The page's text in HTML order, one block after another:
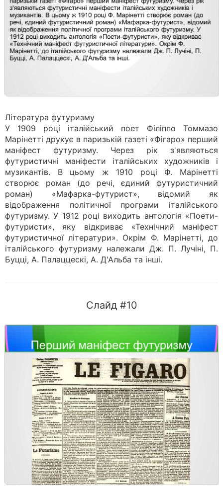
Література футуризму
У 1909 році італійський поет Філіппо Томмазо
Марінетті друкує в паризькій газеті «Фігаро» перший
маніфест футуризму. Через рік з'являються
футуристичні маніфести італійських художників і
музикантів. В цьому ж 1910 році Ф. Марінетті
створює роман (до речі, єдиний футуристичний
роман) «Мафарка-футурист», відомий як
відображення політичної програми італійського
футуризму. У 1912 році виходить антологія «Поети-
футуристи», яку відкриває «Технічний маніфест
футуристичної літератури». Окрім Ф. Марінетті, до
італійського футуризму належали Дж. П. Лучіні, П.
Буцці, А. Палаццескі, А. Д'Альба та інші.
Слайд #10